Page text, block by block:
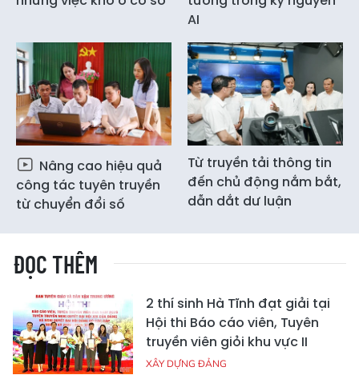
AI
Nâng cao hiệu quả
công tác tuyên truyền
từ chuyển đổi số
Từ truyền tải thông tin
đến chủ động nắm bắt,
dẫn dắt dư luận
ĐỌC THÊM
2 thí sinh Hà Tĩnh đạt giải tại
Hội thi Báo cáo viên, Tuyên
truyền viên giỏi khu vực II
XÂY DỰNG ĐẢNG